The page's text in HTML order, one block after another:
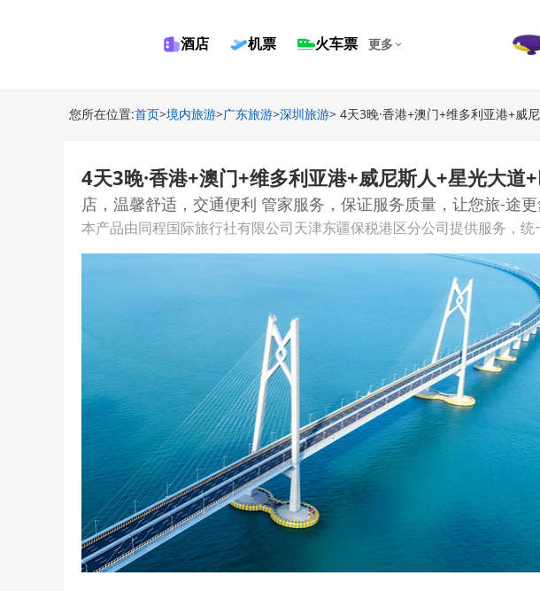
酒店 机票 火车票 更多
您所在位置:首页>境内旅游>广东旅游>深圳旅游> 4天3晚·香港+澳门+维多利亚港+威
4天3晚·香港+澳门+维多利亚港+威尼斯人+星光大道
店，温馨舒适，交通便利 管家服务，保证服务质量，让您旅-途
本产品由同程国际旅行社有限公司天津东疆保税港区分公司提供服务，